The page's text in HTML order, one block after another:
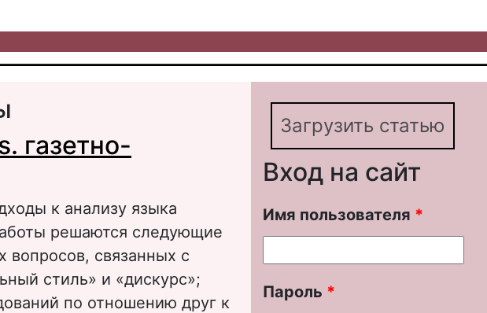
газетно-
к анализу языка
решаются следующие
вопросов, связанных с
стиль» и «дискурс»;
по отношению друг к
Загрузить статью
Вход на сайт
Имя пользователя *
Пароль *